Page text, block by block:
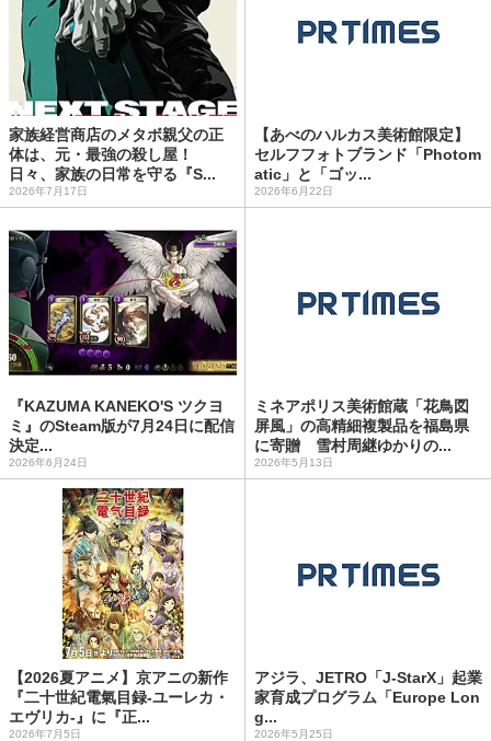
家族経営商店のメタボ親父の正
体は、元・最強の殺し屋！
日々、家族の日常を守る『S...
2026年7月17日
【あべのハルカス美術館限定】
セルフフォトブランド「Photom
atic」と「ゴッ...
2026年6月22日
『KAZUMA KANEKO'S ツクヨ
ミ』のSteam版が7月24日に配信
決定...
2026年6月24日
ミネアポリス美術館蔵「花鳥図
屏風」の高精細複製品を福島県
に寄贈 雪村周継ゆかりの...
2026年5月13日
【2026夏アニメ】京アニの新作
『二十世紀電氣目録-ユーレカ・
エヴリカ-』に『正...
2026年7月5日
アジラ、JETRO「J-StarX」起業
家育成プログラム「Europe Lon
g...
2026年5月25日